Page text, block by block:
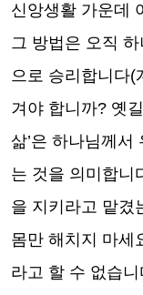
신앙생활 가운데
그 방법은 오직
으로 승리합니다(
겨야 합니까? 옛
삶’은 하나님께서
는 것을 의미합니
을 지키라고 맡겼
몸만 해치지 마세
라고 할 수 없습니